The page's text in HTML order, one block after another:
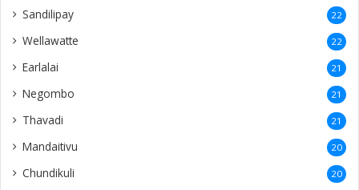
Sandilipay 22
Wellawatte 22
Earlalai 21
Negombo 21
Thavadi 21
Mandaitivu 20
Chundikuli 20